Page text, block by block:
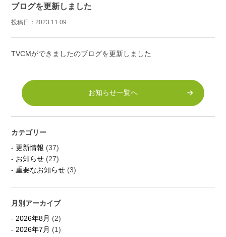
ブログを更新しました
投稿日：2023.11.09
TVCMができましたのブログを更新しました
お知らせ一覧へ
カテゴリー
更新情報 (37)
お知らせ (27)
重要なお知らせ (3)
月別アーカイブ
2026年8月 (2)
2026年7月 (1)